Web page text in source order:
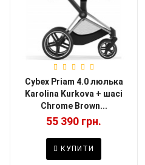
Cybex Priam 4.0 люлька
Karolina Kurkova + шасі
Chrome Brown...
55 390 грн.
КУПИТИ